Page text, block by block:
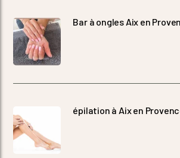
Bar à ongles Aix en
épilation à Aix en